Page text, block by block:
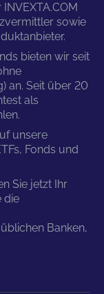
sowie
bieten wir seit
an. Seit über 20
als
unsere
Fonds und
Sie jetzt Ihr
die
Banken,